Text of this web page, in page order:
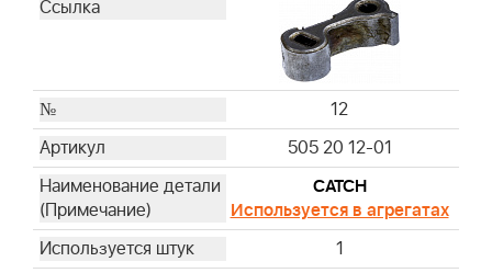
12
505 20 12-01
CATCH
Используется в агрегатах
1